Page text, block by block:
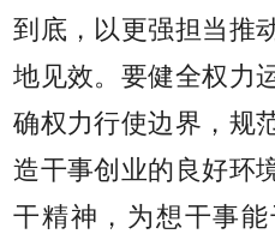
到底，以更强担当推
地见效。要健全权力
确权力行使边界，规
造干事创业的良好环
干精神，为想干事